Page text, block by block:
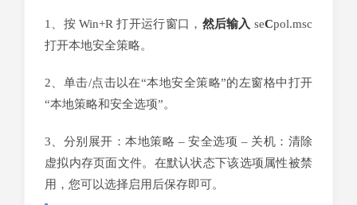
1、按 Win+R 打开运行窗口， 然后输入 seCpol.msc
打开本地安全策略。
2、单击/点击以在“本地安全策略”的左窗格中打开
“本地策略和安全选项”。
3、分别展开：本地策略 – 安全选项 – 关机：清除
虚拟内存页面文件。在默认状态下该选项属性被禁
用，您可以选择启用后保存即可。